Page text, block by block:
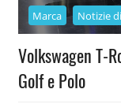
Marca Notizie
Volkswagen T-
Golf e Polo